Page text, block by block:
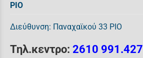
ΡΙΟ
Διεύθυνση: Παναχαϊκού 33 ΡΙΟ
Τηλ.κεντρο: 2610 991.427